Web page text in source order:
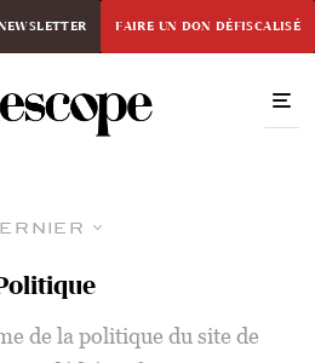
FAIRE UN DON DÉFISCALISÉ
de la politique du site de